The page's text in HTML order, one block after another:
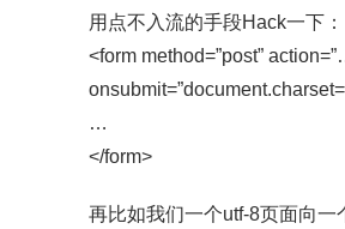
用点不入流的手段Hack一下：
<form method=”post”
…
</form>
再比如我们一个utf-8页面向